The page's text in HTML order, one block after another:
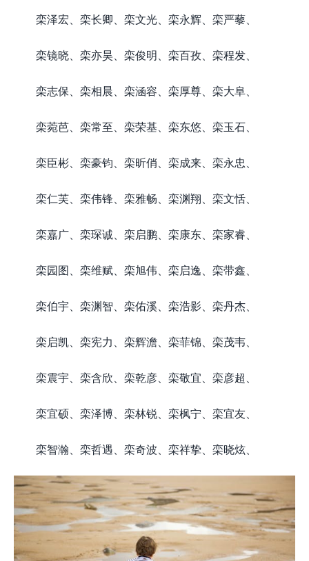
栾泽宏、栾长卿、栾文光、栾永辉、栾严藜、
栾镜晓、栾亦昊、栾俊明、栾百孜、栾程发、
栾志保、栾相晨、栾涵容、栾厚尊、栾大阜、
栾菀芭、栾常至、栾荣基、栾东悠、栾玉石、
栾臣彬、栾豪钧、栾昕俏、栾成来、栾永忠、
栾仁芙、栾伟锋、栾雅畅、栾渊翔、栾文恬、
栾嘉广、栾琛诚、栾启鹏、栾康东、栾家睿、
栾园图、栾维赋、栾旭伟、栾启逸、栾带鑫、
栾伯宇、栾渊智、栾佑溪、栾浩影、栾丹杰、
栾启凯、栾宪力、栾辉澹、栾菲锦、栾茂韦、
栾震宇、栾含欣、栾乾彦、栾敬宜、栾彦超、
栾宜硕、栾泽博、栾林锐、栾枫宁、栾宜友、
栾智瀚、栾哲遇、栾奇波、栾祥挚、栾晓炫、